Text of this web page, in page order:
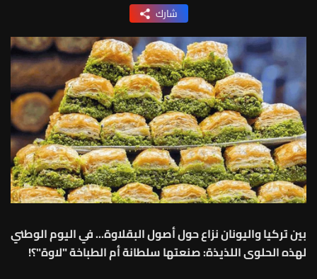
شارك
بين تركيا واليونان نزاع حول أصول البقلاوة... في اليوم الوطني
لهذه الحلوى اللذيذة: صنعتها سلطانة أم الطباخة "لاوة"؟!